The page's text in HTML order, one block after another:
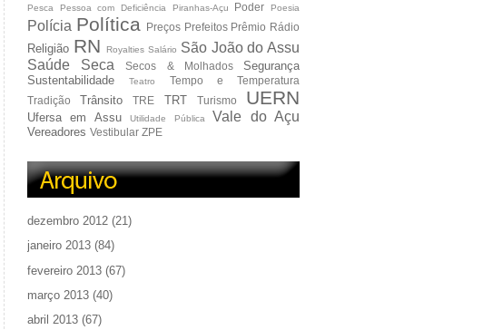
Pesca
Pessoa com Deficiência Piranhas-Açu Poder Poesia
Polícia Política Preços Prefeitos Prêmio Rádio
Religião RN Royalties Salário São João do Assu
Saúde
Seca Secos & Molhados
Segurança
Sustentabilidade
Teatro
Tempo e Temperatura
Tradição
Trânsito TRE TRT Turismo UERN
Ufersa em Assu Utilidade Pública Vale do Açu
Vereadores Vestibular ZPE
dezembro 2012 (21)
janeiro 2013 (84)
fevereiro 2013 (67)
março 2013 (40)
abril 2013 (67)